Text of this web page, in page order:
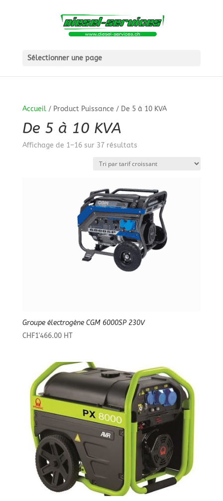
Sélectionner une page
Accueil/ Product Puissance / De 5 à 10 KVA
De 5 à 10 KVA
Affichage de 1–16 sur 37 résultatsTrié
prix
Groupe électrogène CGM 6000SP 230V
CHF1'466.00 HT